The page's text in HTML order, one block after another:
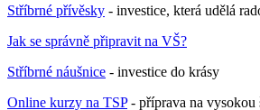
Stříbrné přívěsky - investice, která udělá
Jak se správně připravit na VŠ?
Stříbrné náušnice - investice do krásy
Online kurzy na TSP- příprava na vysokou